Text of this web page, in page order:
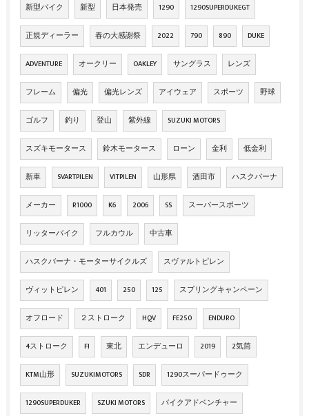
新型バイク 新型 日本発売 1290 1290SUPERDUKEGT
正規ディーラー 春の大感謝祭 2022 790 890 DUKE
ADVENTURE オークリー OAKLEY サングラス レンズ
フレーム 偏光 偏光レンズ アイウェア スポーツ 野球
ゴルフ 釣り 登山 紫外線 SUZUKI MOTORS
スズキモータース 鈴木モータース ローン 金利 低金利
新車 SVARTPILEN VITPILEN 山形県 酒田市 ハスクバーナ
メーカー R1000 K6 2006 SS スーパースポーツ
リッターバイク フルカウル 中古車
ハスクバーナ・モーターサイクルズ スヴァルトピレン
ヴィットピレン 401 250 125 スプリングキャンペーン
オフロード ２ストローク HQV FE250 ENDURO
4ストローク FI 東北 エンデューロ 2019 2気筒
KTM山形 SUZUKIMOTORS SDR 1290スーパードゥーク
1290SUPERDUKER SZUKI MOTORS バイクアドベンチャー